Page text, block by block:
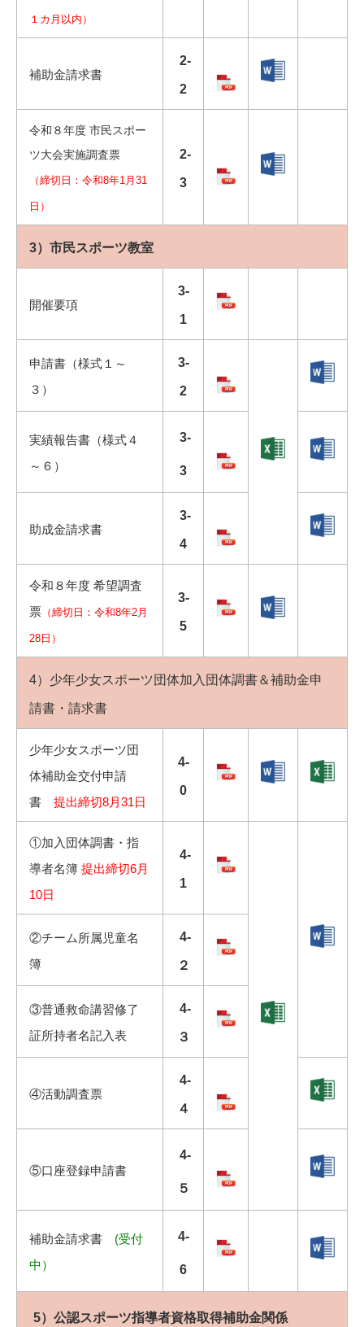
１カ月以内）
補助金請求書
2-
2
令和８年度 市民スポー
ツ大会実施調査票
（締切日：令和8年1月31
日）
2-
3
3）市民スポーツ教室
開催要項
3-
1
申請書（様式１～
３）
3-
2
実績報告書（様式４
～６）
3-
3
助成金請求書
3-
4
令和８年度 希望調査
票 （締切日：令和8年2月
28日）
3-
5
4）少年少女スポーツ団体加入団体調書＆補助金申
請書・請求書
少年少女スポーツ団
体補助金交付申請
書 提出締切8月31日
4-
0
①加入団体調書・指
導者名簿 提出締切6月
10日
4-
1
②チーム所属児童名
簿
4-
２
③普通救命講習修了
証所持者名記入表
4-
３
④活動調査票
4-
４
⑤口座登録申請書
4-
５
補助金請求書 (受付
中）
4-
6
5）公認スポーツ指導者資格取得補助金関係